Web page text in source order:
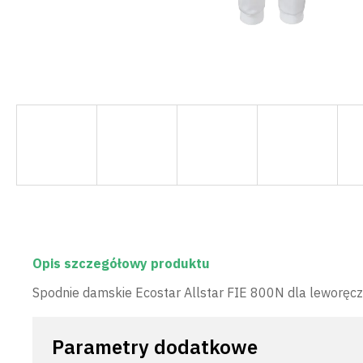
Opis szczegółowy produktu
Spodnie damskie Ecostar Allstar FIE 800N dla
Parametry dodatkowe